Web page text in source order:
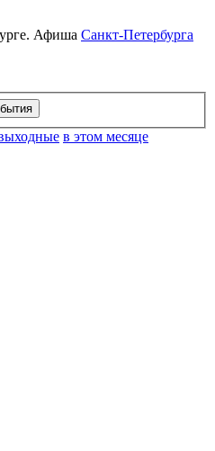
Афиша Санкт-Петербурга
в этом месяце